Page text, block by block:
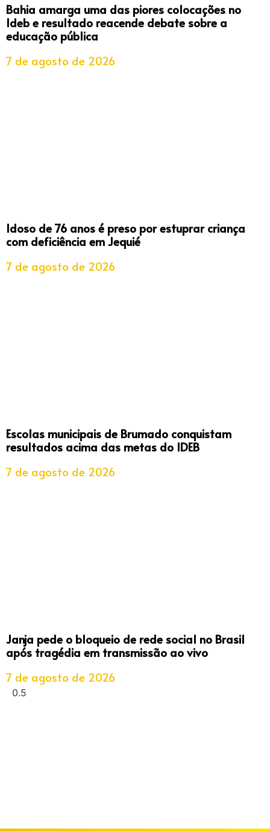
Bahia amarga uma das piores colocações no
Ideb e resultado reacende debate sobre a
educação pública
7 de agosto de 2026
Idoso de 76 anos é preso por estuprar criança
com deficiência em Jequié
7 de agosto de 2026
Escolas municipais de Brumado conquistam
resultados acima das metas do IDEB
7 de agosto de 2026
Janja pede o bloqueio de rede social no Brasil
após tragédia em transmissão ao vivo
7 de agosto de 2026